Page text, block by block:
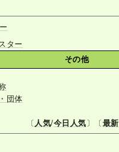
ター
その他
団体
〔 人気/今日人気〕〔最新